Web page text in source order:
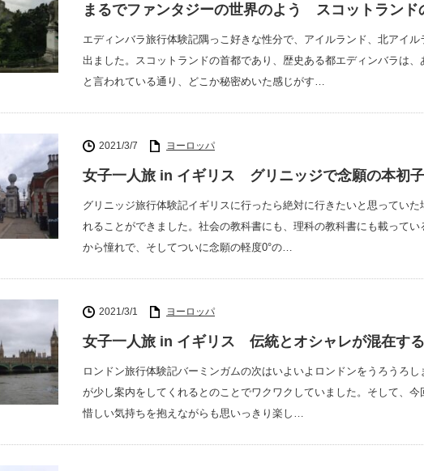
まるでファンタジーの世界のよう スコットランド
エディンバラ旅行体験記隅っこ好きな性分で、アイルランド、北アイ
出ました。スコットランドの首都であり、歴史ある都エディンバラは
と言われている通り、どこか秘密めいた感じがす…
2021/3/7 ヨーロッパ
女子一人旅 in イギリス グリニッジで念願の本初
グリニッジ旅行体験記イギリスに行ったら絶対に行きたいと思ってい
れることができました。社会の教科書にも、理科の教科書にも載って
から憧れで、そしてついに念願の軽度0°の…
2021/3/1 ヨーロッパ
女子一人旅 in イギリス 伝統とオシャレが混在す
ロンドン旅行体験記バーミンガムの次はいよいよロンドンをうろうろ
が少し案内をしてくれるとのことでワクワクしていました。そして、
惜しい気持ちを抱えながらも思いっきり楽し…